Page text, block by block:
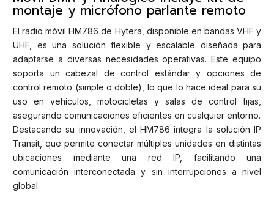
montaje y micrófono parlante remoto
El radio móvil HM786 de Hytera, disponible en bandas VHF y
UHF, es una solución flexible y escalable diseñada para
adaptarse a diversas necesidades operativas. Este equipo
soporta un cabezal de control estándar y opciones de
control remoto (simple o doble), lo que lo hace ideal para su
uso en vehículos, motocicletas y salas de control fijas,
asegurando comunicaciones eficientes en cualquier entorno.
Destacando su innovación, el HM786 integra la solución IP
Transit, que permite conectar múltiples unidades en distintas
ubicaciones mediante una red IP, facilitando una
comunicación interconectada y sin interrupciones a nivel
global.